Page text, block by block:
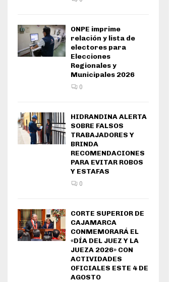
ONPE imprime
relación y lista de
electores para
Elecciones
Regionales y
Municipales 2026
0
HIDRANDINA ALERTA
SOBRE FALSOS
TRABAJADORES Y
BRINDA
RECOMENDACIONES
PARA EVITAR ROBOS
Y ESTAFAS
0
CORTE SUPERIOR DE
CAJAMARCA
CONMEMORARÁ EL
«DÍA DEL JUEZ Y LA
JUEZA 2026» CON
ACTIVIDADES
OFICIALES ESTE 4 DE
AGOSTO